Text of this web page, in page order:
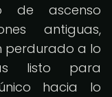
de ascenso
antiguas,
perdurado a lo
listo para
hacia lo